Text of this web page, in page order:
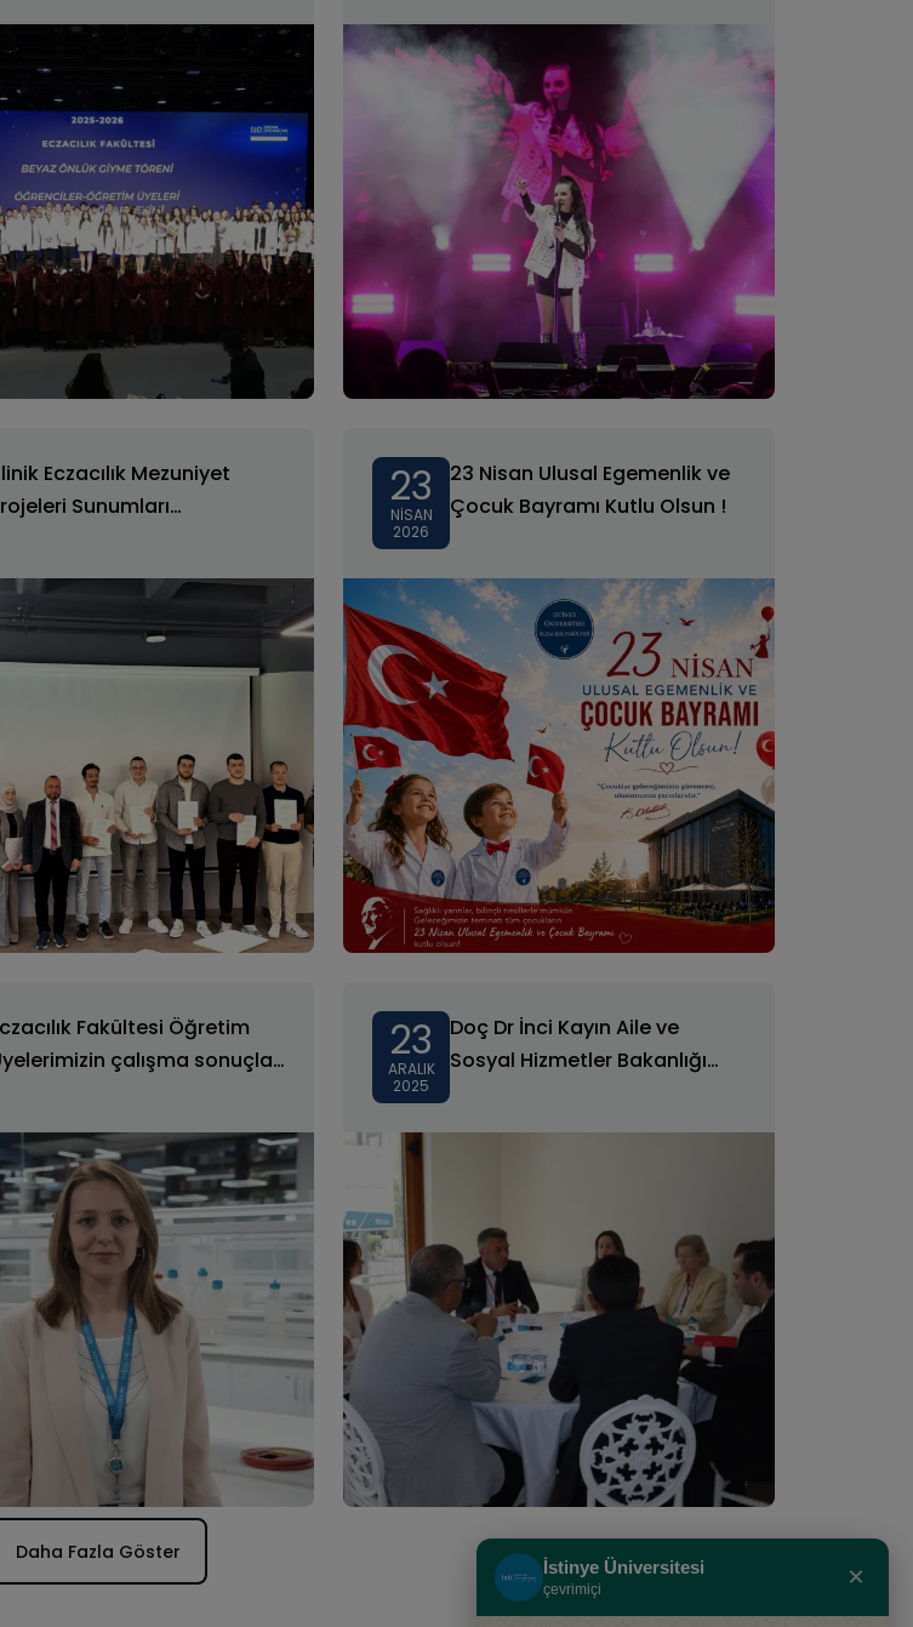
Eczacılık Mezuniyet
Sunumları
23
NISAN
2026
23 Nisan Ulusal Egemenlik ve
Çocuk Bayramı Kutlu Olsun !
Fakültesi Öğretim
çalışma sonuçları
23
ARALIK
2025
Doç Dr İnci Kayın Aile ve
Sosyal Hizmetler Bakanlığı
“Türkiye Yüzyılında Kurumsal
Çalıştayı”na katıldı
Daha Fazla Göster
İstinye Üniversitesi
çevrimiçi ×